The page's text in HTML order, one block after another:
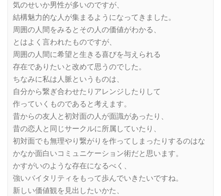
気のせいか男性が多いのですが、
結構魅力的な人が集まるようになってきました。
周囲の人間をみるとその人の価値がわかる、
とはよく言われたものですが、
周囲の人間に希望と生きる喜びを与えられる
存在でありたいと改めて思うのでした。
ちなみに私は人脈というものは、
自分から繋ぎ合わせたりアレンジしたりして
作っていくものであると考えます。
昔からの友人と初対面の人が面識があったり、
昔の恋人と同じサークルに所属していたり、
初対面でも無理やり繋がりを作ってしまったりするのはな
かなか面白いコミュニケーション術だと思います。
かすがいのような存在になるべく、
強いバイタリティをもって歩んでいきたいですね。
新しい価値観を見出したいかた、